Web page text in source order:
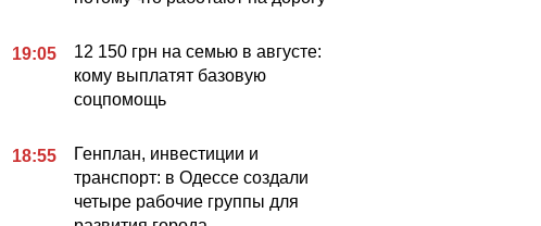
19:05
12 150 грн на семью в августе:
кому выплатят базовую
соцпомощь
18:55
Генплан, инвестиции и
транспорт: в Одессе создали
четыре рабочие группы для